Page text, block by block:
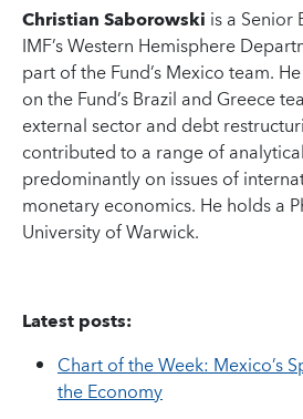
Christian Saborowski is a Senior
IMF’s Western Hemisphere
part of the Fund’s Mexico team.
on the Fund’s Brazil and Greece
external sector and debt
contributed to a range of
predominantly on issues of
monetary economics. He holds a
University of Warwick.
Latest posts:
Chart of the Week: Mexico’s
the Economy